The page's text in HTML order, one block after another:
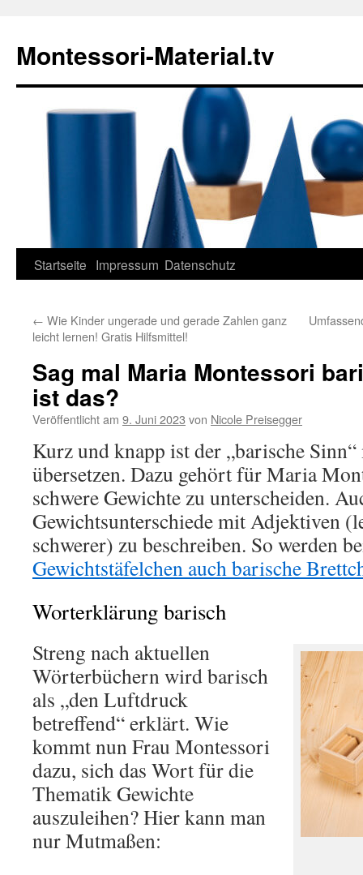
springen
Montessori-Material.tv
Startseite Impressum Datenschutz
← Wie Kinder ungerade und gerade Zahlen ganz
leicht lernen! Gratis Hilfsmittel!
Sag mal Maria Montessori
ist das?
Veröffentlicht am 9. Juni 2023 von Nicole Preisegger
Kurz und knapp ist der „barische
übersetzen. Dazu gehört für Maria
schwere Gewichte zu unterscheiden.
Gewichtsunterschiede mit Adjektiven
schwerer) zu beschreiben. So werden
Gewichtstäfelchen auch barische
Worterklärung barisch
Streng nach aktuellen
Wörterbüchern wird barisch
als „den Luftdruck
betreffend“ erklärt. Wie
kommt nun Frau Montessori
dazu, sich das Wort für die
Thematik Gewichte
auszuleihen? Hier kann man
nur Mutmaßen: